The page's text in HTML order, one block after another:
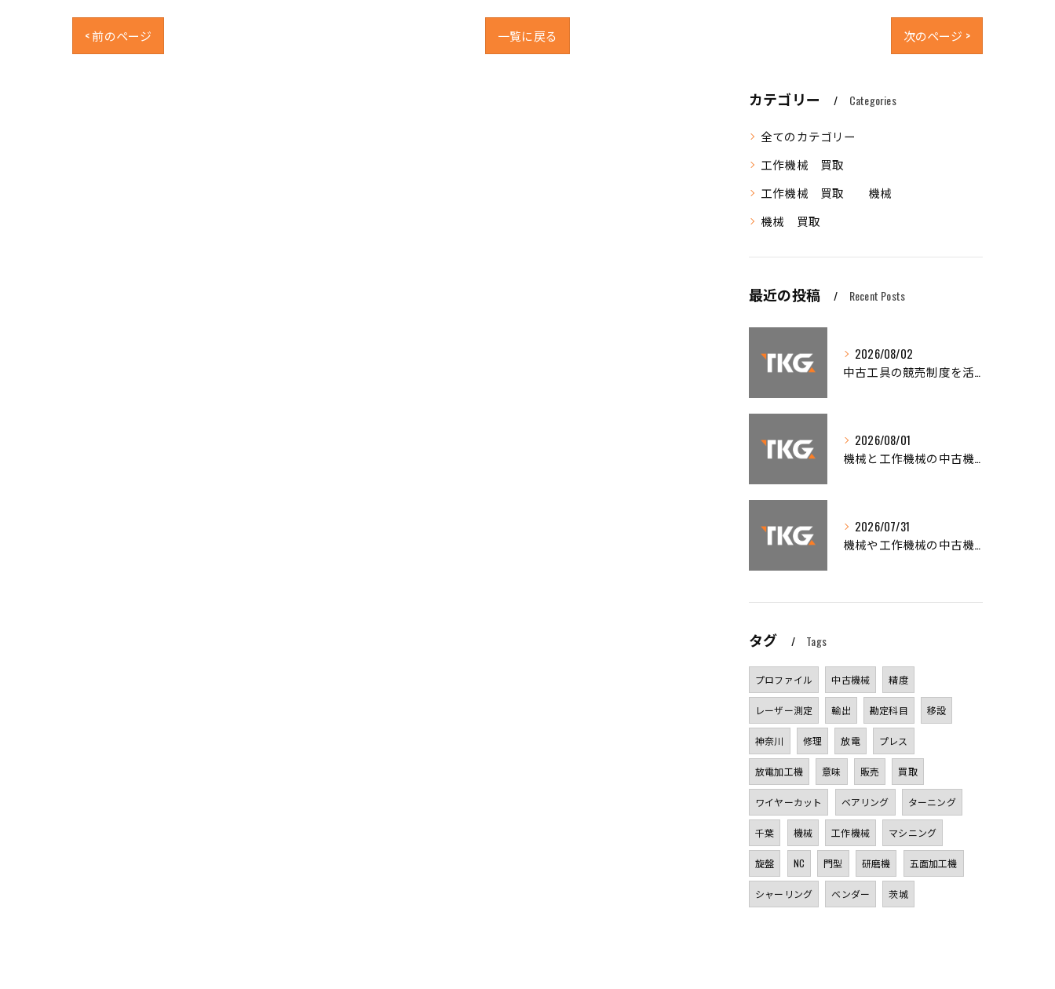
< 前のページ 一覧に戻る 次のページ >
カテゴリー Categories
全てのカテゴリー
工作機械 買取
工作機械 買取 機械
機械 買取
最近の投稿 Recent Posts
2026/08/02
中古工具の競売制度を活用した賢い工作機械買取と仕入れノウハウ
2026/08/01
機械と工作機械の中古機械買取で高く売るための相場徹底ガイド
2026/07/31
機械や工作機械の中古機械買取で高額査定を引き出すための全知識
タグ Tags
プロファイル 中古機械 精度
レーザー測定 輸出 勘定科目 移設
神奈川 修理 放電 プレス
放電加工機 意味 販売 買取
ワイヤーカット ベアリング ターニング
千葉 機械 工作機械 マシニング
旋盤 NC 門型 研磨機 五面加工機
シャーリング ベンダー 茨城